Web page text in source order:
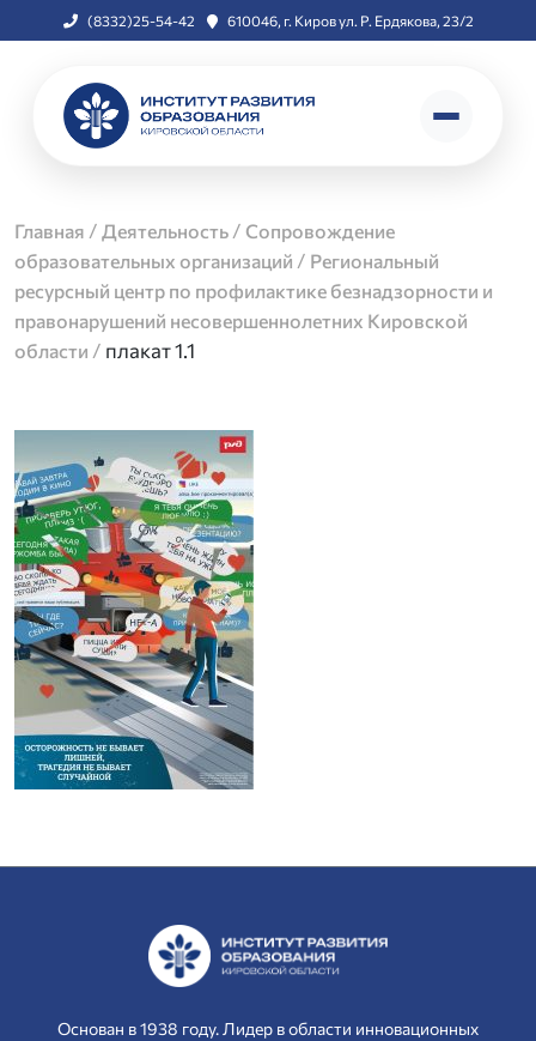
(8332)25-54-42 610046, г. Киров ул. Р. Ердякова, 23/2
Главная / Деятельность / Сопровождение
образовательных организаций / Региональный
ресурсный центр по профилактике безнадзорности и
правонарушений несовершеннолетних Кировской
области / плакат 1.1
Основан в 1938 году. Лидер в области инновационных